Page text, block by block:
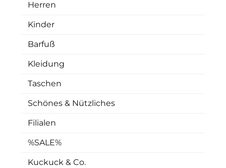
Herren
Kinder
Barfuß
Kleidung
Taschen
Schönes & Nützliches
Filialen
%SALE%
Kuckuck & Co.